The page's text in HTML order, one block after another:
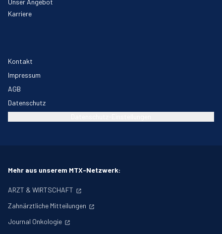
Unser Angebot
Karriere
Kontakt
Impressum
AGB
Datenschutz
Mehr aus unserem MTX-Netzwerk:
ARZT & WIRTSCHAFT
Zahnärztliche Mitteilungen
Journal Onkologie